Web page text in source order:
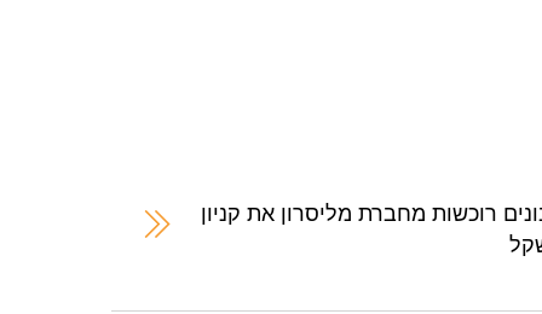
רוכשות מחברת מליסרון את קניון